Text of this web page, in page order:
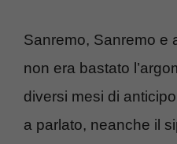
Sanremo, Sanremo e
non era bastato
diversi mesi di
a parlato, neanche il